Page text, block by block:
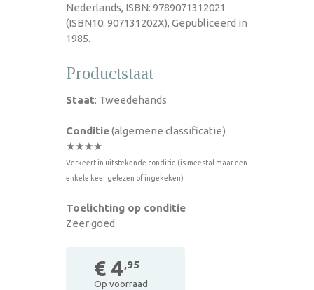
Nederlands, ISBN: 9789071312021
(ISBN10: 907131202X), Gepubliceerd in
1985.
Productstaat
Staat: Tweedehands
Conditie(algemene classificatie)
★★★★
Verkeert in uitstekende conditie (is meestal maar een
enkele keer gelezen of ingekeken)
Toelichting op conditie
Zeer goed.
€ 4,95
Op voorraad